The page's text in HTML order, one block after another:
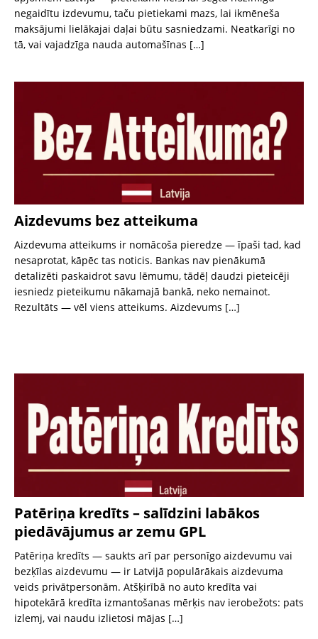
negaidītu izdevumu, taču pietiekami mazs, lai ikmēneša
maksājumi lielākajai daļai būtu sasniedzami. Neatkarīgi no
tā, vai vajadzīga nauda automašīnas […]
Aizdevums bez atteikuma
Aizdevuma atteikums ir nomācoša pieredze — īpaši tad, kad
nesaprotat, kāpēc tas noticis. Bankas nav pienākumā
detalizēti paskaidrot savu lēmumu, tādēļ daudzi pieteicēji
iesniedz pieteikumu nākamajā bankā, neko nemainot.
Rezultāts — vēl viens atteikums. Aizdevums […]
Patēriņa kredīts – salīdzini labākos
piedāvājumus ar zemu GPL
Patēriņa kredīts — saukts arī par personīgo aizdevumu vai
bezķīlas aizdevumu — ir Latvijā populārākais aizdevuma
veids privātpersonām. Atšķirībā no auto kredīta vai
hipotekārā kredīta izmantošanas mērķis nav ierobežots: pats
izlemj, vai naudu izlietosi mājas […]